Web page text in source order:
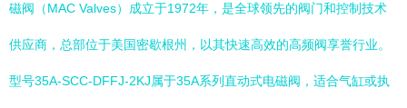
磁阀（MAC Valves）成立于1972年，是全球领先的阀门和控制技术
供应商，总部位于美国密歇根州，以其快速高效的高频阀享誉行业。
型号35A-SCC-DFFJ-2KJ属于35A系列直动式电磁阀，适合气缸或执